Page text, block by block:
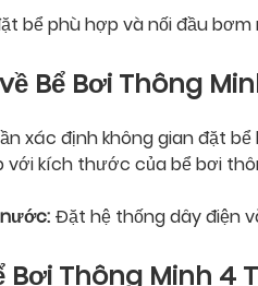
bể phù hợp và nối đầu
Bể Bơi Thông
xác định không gian đặt
với kích thước của bể bơi
Đặt hệ thống dây điện
Bơi Thông Minh 4